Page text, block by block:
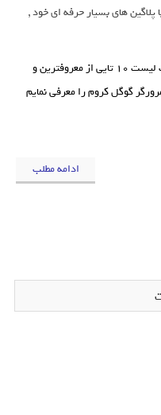
های بسیار حرفه ای خود ,
اسکریپت دات کام یک لیست ۱۰ تایی از معروفترین و
گوگل کروم را معرفی نمایم
ادامه مطلب